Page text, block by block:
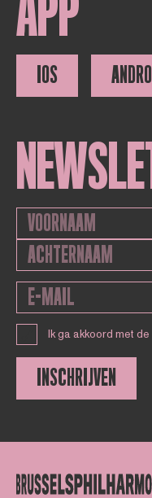
APP
IOS
Ik ga akkoord met de
INSCHRIJVEN